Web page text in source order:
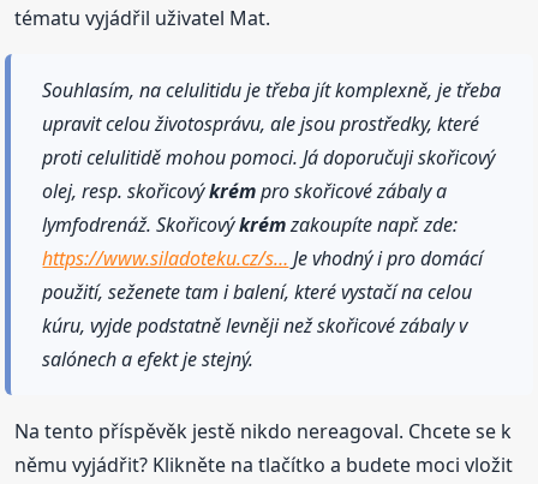
tématu vyjádřil uživatel Mat.
Souhlasím, na celulitidu je třeba jít komplexně, je třeba
upravit celou životosprávu, ale jsou prostředky, které
proti celulitidě mohou pomoci. Já doporučuji skořicový
olej, resp. skořicovýkrémpro skořicové zábaly a
lymfodrenáž. Skořicovýkrémzakoupíte např. zde:
https://www.siladoteku.cz/s… Je vhodný i pro domácí
použití, seženete tam i balení, které vystačí na celou
kúru, vyjde podstatně levněji než skořicové zábaly v
salónech a efekt je stejný.
Na tento příspěvěk jestě nikdo nereagoval. Chcete se k
němu vyjádřit? Klikněte na tlačítko a budete moci vložit